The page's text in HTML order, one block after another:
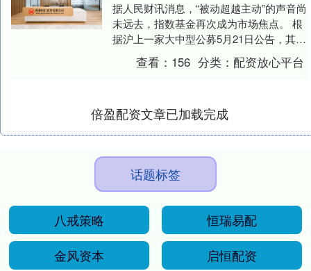
据人民财讯消息，“被动超越主动”的声音尚
未远去，指数基金再次成为市场焦点。 根
据沪上一家大中型公募5月21日公告，其旗
下一只上证科创板人工智能指数基金成立
于5月....查看： 156 分类：配资放心平台
倍盈配资文章已加载完成
话题标签
八戒策略
恒瑞易配
金风资本
启恒配资